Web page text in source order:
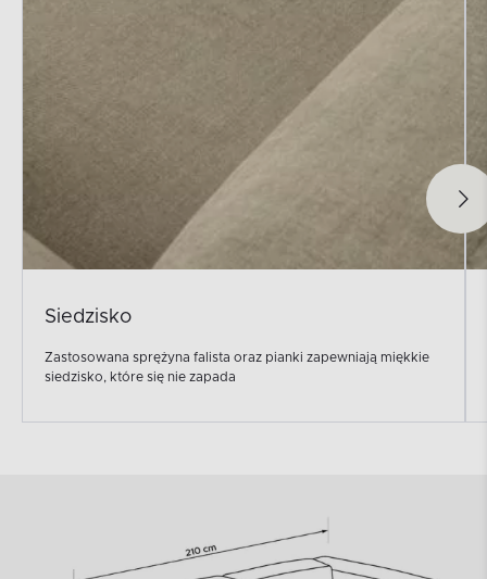
Siedzisko
Zastosowana sprężyna falista oraz pianki zapewniają miękkie
siedzisko, które się nie zapada